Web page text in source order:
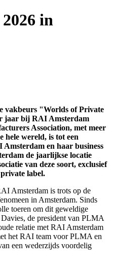
in
vakbeurs "Worlds of Private
jaar bij RAI Amsterdam
Association, met meer
hele wereld, is tot een
Amsterdam en haar business
de jaarlijkse locatie
van deze soort, exclusief
label.
Amsterdam is trots op de
in Amsterdam. Sinds
toeren om dit geweldige
de president van PLMA
relatie met RAI Amsterdam
het RAI team voor PLMA en
een wederzijds voordelig